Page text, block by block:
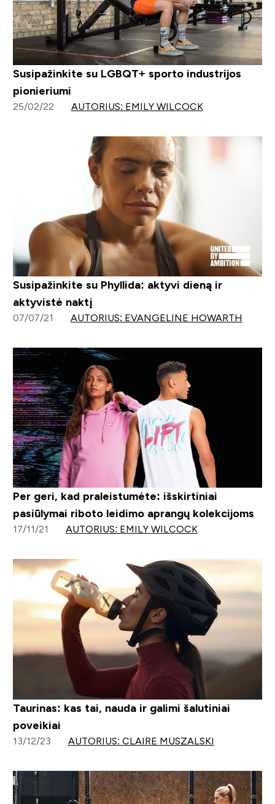
Susipažinkite su LGBQT+ sporto industrijos
pionieriumi
25/02/22 AUTORIUS: EMILY WILCOCK
Susipažinkite su Phyllida: aktyvi dieną ir
aktyvistė naktį
07/07/21 AUTORIUS: EVANGELINE HOWARTH
Per geri, kad praleistumėte: išskirtiniai
pasiūlymai riboto leidimo aprangų kolekcijoms
17/11/21 AUTORIUS: EMILY WILCOCK
Taurinas: kas tai, nauda ir galimi šalutiniai
poveikiai
13/12/23 AUTORIUS: CLAIRE MUSZALSKI